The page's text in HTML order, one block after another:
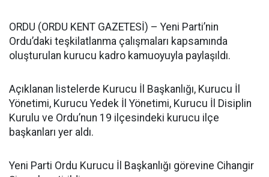
ORDU (ORDU KENT GAZETESİ) – Yeni Parti’nin
Ordu’daki teşkilatlanma çalışmaları kapsamında
oluşturulan kurucu kadro kamuoyuyla paylaşıldı.
Açıklanan listelerde Kurucu İl Başkanlığı, Kurucu İl
Yönetimi, Kurucu Yedek İl Yönetimi, Kurucu İl Disiplin
Kurulu ve Ordu’nun 19 ilçesindeki kurucu ilçe
başkanları yer aldı.
Yeni Parti Ordu Kurucu İl Başkanlığı görevine Cihangir